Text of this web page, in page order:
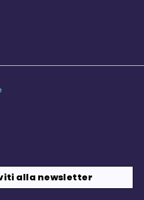
alla newsletter